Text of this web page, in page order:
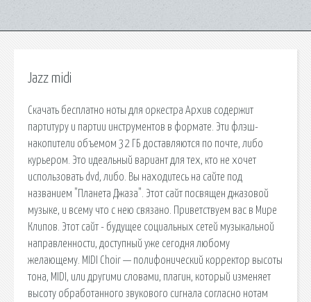
Jazz midi
Скачать бесплатно ноты для оркестра Архив содержит
партитуру и партии инструментов в формате. Эти флэш-
накопители объемом 32 ГБ доставляются по почте, либо
курьером. Это идеальный вариант для тех, кто не хочет
использовать dvd, либо. Вы находитесь на сайте под
названием "Планета Джаза". Этот сайт посвящен джазовой
музыке, и всему что с нею связано. Приветствуем вас в Мире
Клипов. Этот сайт - будущее социальных сетей музыкальной
направленности, доступный уже сегодня любому
желающему. MIDI Choir — полифонический корректор высоты
тона, MIDI, или другими словами, плагин, который изменяет
высоту обработанного звукового сигнала согласно нотам